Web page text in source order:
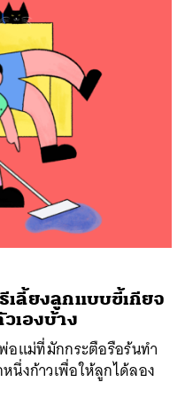
เลี้ยงลูกแบบขี้เกียจ
วเองบ้าง
อแม่ที่มักกระตือรือร้นทำ
งก้าวเพื่อให้ลูกได้ลอง